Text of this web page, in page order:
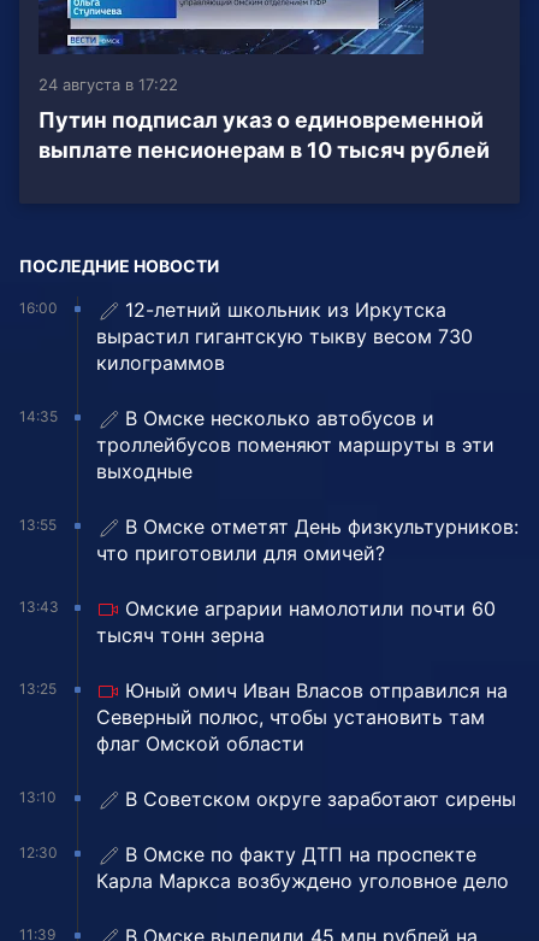
24 августа в 17:22
Путин подписал указ о единовременной
выплате пенсионерам в 10 тысяч рублей
ПОСЛЕДНИЕ НОВОСТИ
16:00
12-летний школьник из Иркутска
вырастил гигантскую тыкву весом 730
килограммов
14:35
В Омске несколько автобусов и
троллейбусов поменяют маршруты в эти
выходные
13:55
В Омске отметят День физкультурников:
что приготовили для омичей?
13:43
Омские аграрии намолотили почти 60
тысяч тонн зерна
13:25
Юный омич Иван Власов отправился на
Северный полюс, чтобы установить там
флаг Омской области
13:10 В Советском округе заработают сирены
12:30
В Омске по факту ДТП на проспекте
Карла Маркса возбуждено уголовное дело
11:39